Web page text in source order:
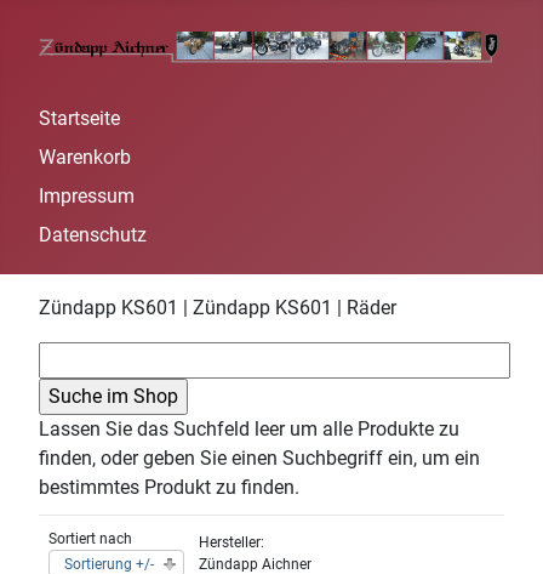
Startseite
Warenkorb
Impressum
Datenschutz
Zündapp KS601 | Zündapp KS601 | Räder
Lassen Sie das Suchfeld leer um alle Produkte zu
finden, oder geben Sie einen Suchbegriff ein, um ein
bestimmtes Produkt zu finden.
Sortiert nach
Sortierung +/-
Hersteller:
Zündapp Aichner